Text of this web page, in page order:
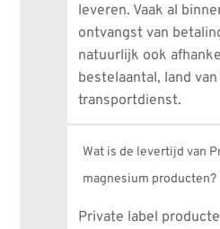
leveren. Vaak al
ontvangst van
natuurlijk ook
bestelaantal, land
transportdienst.
Wat is de levertijd van
magnesium producten?
Private label